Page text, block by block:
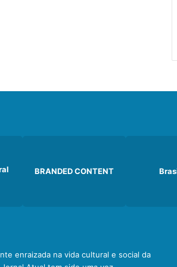
BRANDED CONTENT
enraizada na vida cultural e social da